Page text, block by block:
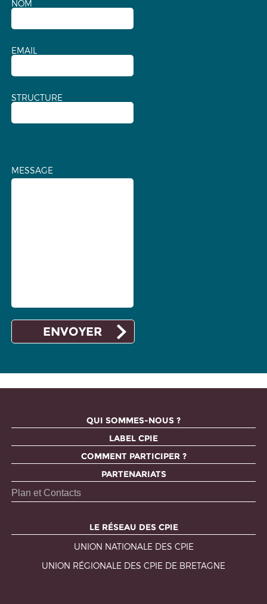
NOM
EMAIL
STRUCTURE
MESSAGE
QUI SOMMES-NOUS ?
LABEL CPIE
COMMENT PARTICIPER ?
PARTENARIATS
Plan et Contacts
LE RÉSEAU DES CPIE
UNION NATIONALE DES CPIE
UNION RÉGIONALE DES CPIE DE BRETAGNE